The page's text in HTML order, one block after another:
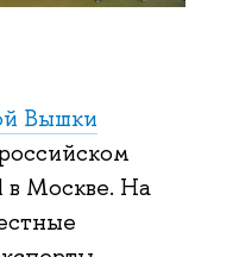
Вышки
Москве. На